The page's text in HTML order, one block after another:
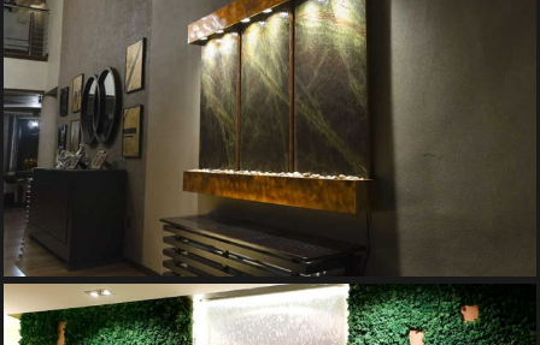
PERETE CU CASCADA DE APA
Pereti de Apa